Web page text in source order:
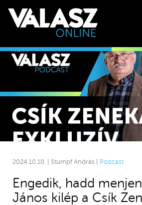
2024.10.10. | Stumpf András | Podcast
Engedik, hadd
János kilép a Csík